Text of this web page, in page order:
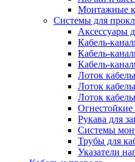
Монтажные
Системы для
Аксессуары
Кабель-
Кабель-
Кабель-
Лоток
Лоток
Лоток
Огнестойкие
Рукава для
Системы
Трубы для
Указатели